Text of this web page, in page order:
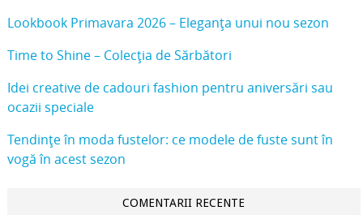
Lookbook Primavara 2026 – Eleganța unui nou sezon
Time to Shine – Colecția de Sărbători
Idei creative de cadouri fashion pentru aniversări sau
ocazii speciale
Tendințe în moda fustelor: ce modele de fuste sunt în
vogă în acest sezon
COMENTARII RECENTE